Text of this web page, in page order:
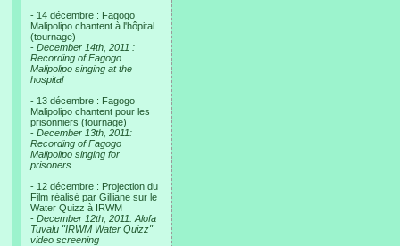
- 14 décembre : Fagogo
Malipolipo chantent à l'hôpital
(tournage)
- December 14th, 2011 :
Recording of Fagogo
Malipolipo singing at the
hospital
- 13 décembre : Fagogo
Malipolipo chantent pour les
prisonniers (tournage)
- December 13th, 2011:
Recording of Fagogo
Malipolipo singing for
prisoners
- 12 décembre : Projection du
Film réalisé par Gilliane sur le
Water Quizz à IRWM
- December 12th, 2011: Alofa
Tuvalu "IRWM Water Quizz"
video screening